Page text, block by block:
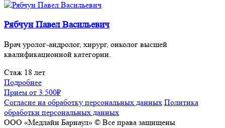
Рябчун Павел Васильевич
Врач уролог-андролог, хирург, онколог высшей
квалификационной категории.
Стаж 18 лет
Подробнее
Прием от 3 500₽
Согласие на обработку персональных данных Политика
обработки персональных данных
ООО «Медлайн Барнаул» © Все права защищены